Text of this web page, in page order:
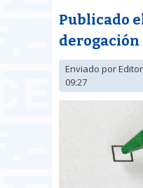
Publicado
derogación
Enviado por
09:27